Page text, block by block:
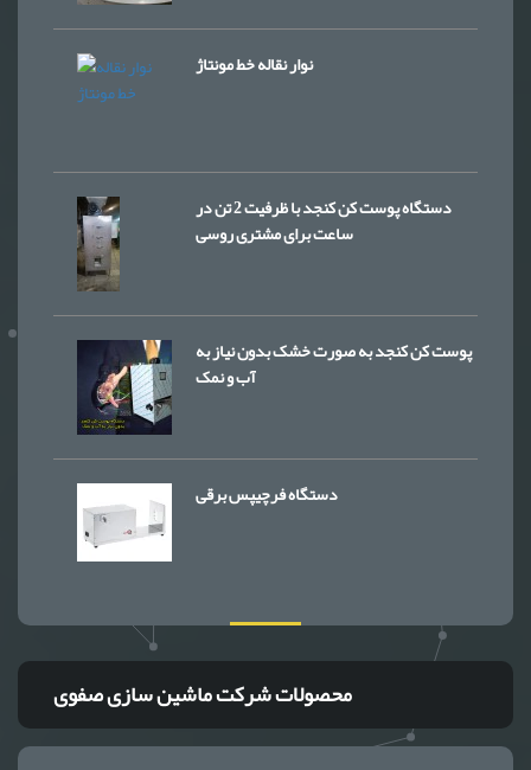
نوار نقاله خط مونتاژ
دستگاه پوست کن کنجد با ظرفیت 2 تن در
ساعت برای مشتری روسی
پوست کن کنجد به صورت خشک بدون نیاز به
آب و نمک
دستگاه فرچیپس برقی
محصولات شرکت ماشین سازی صفوی